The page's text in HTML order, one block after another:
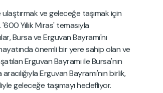
ulaştırmak ve geleceğe taşımak için
Yıllık Miras' temasıyla
Bursa ve Erguvan Bayramı'nı
önemli bir yere sahip olan ve
Erguvan Bayramı ile Bursa'nın
Erguvan Bayramı'nın birlik,
geleceğe taşımayı hedefliyor.